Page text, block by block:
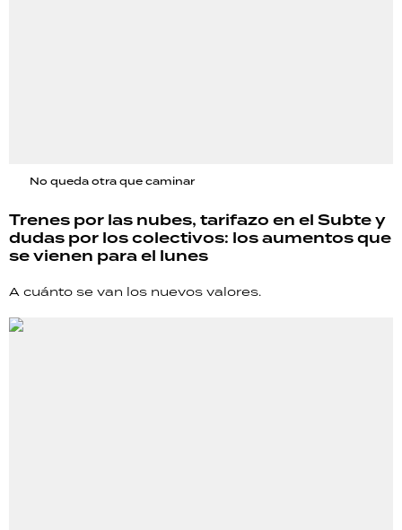
No queda otra que caminar
Trenes por las nubes, tarifazo en el Subte y
dudas por los colectivos: los aumentos que
se vienen para el lunes
A cuánto se van los nuevos valores.